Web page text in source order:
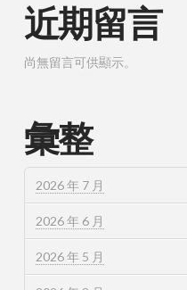
近期留言
尚無留言可供顯示。
彙整
2026 年 7 月
2026 年 6 月
2026 年 5 月